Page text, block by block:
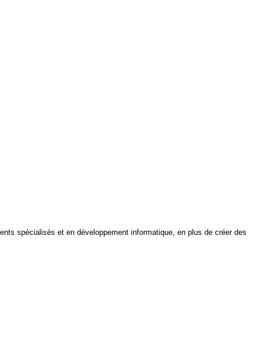
spécialisés et en développement informatique, en plus de créer des